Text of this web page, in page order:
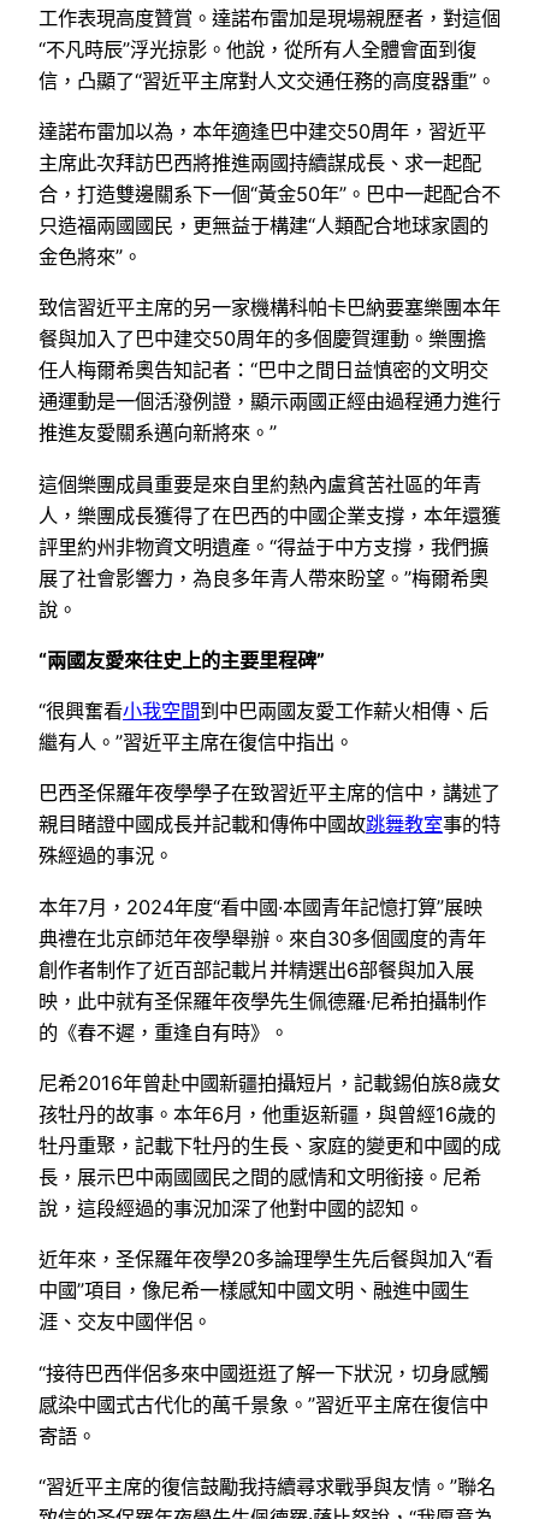
工作表現高度贊賞。達諾布雷加是現場親歷者，對這個
“不凡時辰”浮光掠影。他說，從所有人全體會面到復
信，凸顯了“習近平主席對人文交通任務的高度器重”。
達諾布雷加以為，本年適逢巴中建交50周年，習近平
主席此次拜訪巴西將推進兩國持續謀成長、求一起配
合，打造雙邊關系下一個“黃金50年”。巴中一起配合不
只造福兩國國民，更無益于構建“人類配合地球家園的
金色將來”。
致信習近平主席的另一家機構科帕卡巴納要塞樂團本年
餐與加入了巴中建交50周年的多個慶賀運動。樂團擔
任人梅爾希奧告知記者：“巴中之間日益慎密的文明交
通運動是一個活潑例證，顯示兩國正經由過程通力進行
推進友愛關系邁向新將來。”
這個樂團成員重要是來自里約熱內盧貧苦社區的年青
人，樂團成長獲得了在巴西的中國企業支撐，本年還獲
評里約州非物資文明遺產。“得益于中方支撐，我們擴
展了社會影響力，為良多年青人帶來盼望。”梅爾希奧
說。
“兩國友愛來往史上的主要里程碑”
“很興奮看小我空間到中巴兩國友愛工作薪火相傳、后
繼有人。”習近平主席在復信中指出。
巴西圣保羅年夜學學子在致習近平主席的信中，講述了
親目睹證中國成長并記載和傳佈中國故跳舞教室事的特
殊經過的事況。
本年7月，2024年度“看中國·本國青年記憶打算”展映
典禮在北京師范年夜學舉辦。來自30多個國度的青年
創作者制作了近百部記載片并精選出6部餐與加入展
映，此中就有圣保羅年夜學先生佩德羅·尼希拍攝制作
的《春不遲，重逢自有時》。
尼希2016年曾赴中國新疆拍攝短片，記載錫伯族8歲女
孩牡丹的故事。本年6月，他重返新疆，與曾經16歲的
牡丹重聚，記載下牡丹的生長、家庭的變更和中國的成
長，展示巴中兩國國民之間的感情和文明銜接。尼希
說，這段經過的事況加深了他對中國的認知。
近年來，圣保羅年夜學20多論理學生先后餐與加入“看
中國”項目，像尼希一樣感知中國文明、融進中國生
涯、交友中國伴侶。
“接待巴西伴侶多來中國逛逛了解一下狀況，切身感觸
感染中國式古代化的萬千景象。”習近平主席在復信中
寄語。
“習近平主席的復信鼓勵我持續尋求戰爭與友情。”聯名